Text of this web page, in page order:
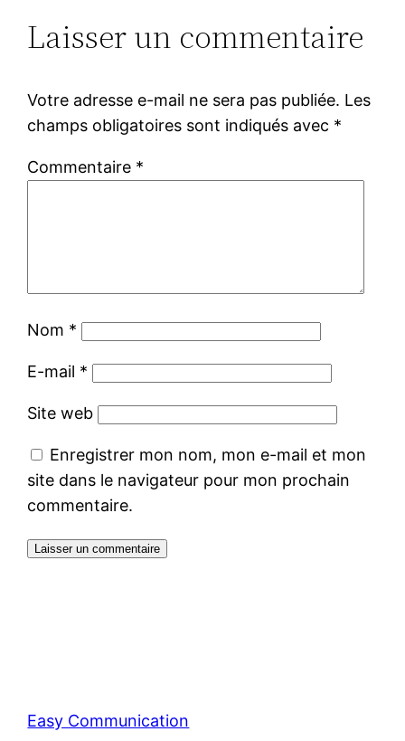
Laisser un commentaire
Votre adresse e-mail ne sera pas publiée. Les
champs obligatoires sont indiqués avec *
Commentaire *
Nom *
E-mail *
Site web
Enregistrer mon nom, mon e-mail et mon
site dans le navigateur pour mon prochain
commentaire.
Easy Communication